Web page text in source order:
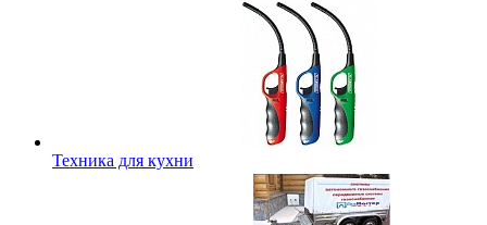
Техника для кухни